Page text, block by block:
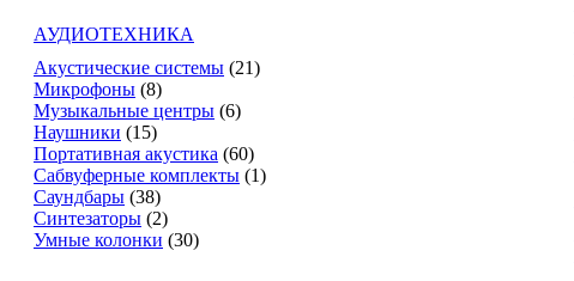
АУДИОТЕХНИКА
Акустические системы (21)
Микрофоны (8)
Музыкальные центры (6)
Наушники (15)
Портативная акустика (60)
Сабвуферные комплекты (1)
Саундбары (38)
Синтезаторы (2)
Умные колонки (30)